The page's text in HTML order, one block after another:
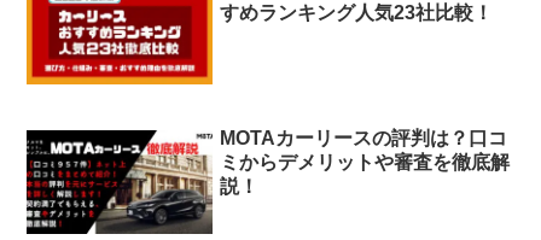
すめランキング人気23社比較！
MOTAカーリースの評判は？口コ
ミからデメリットや審査を徹底解
説！